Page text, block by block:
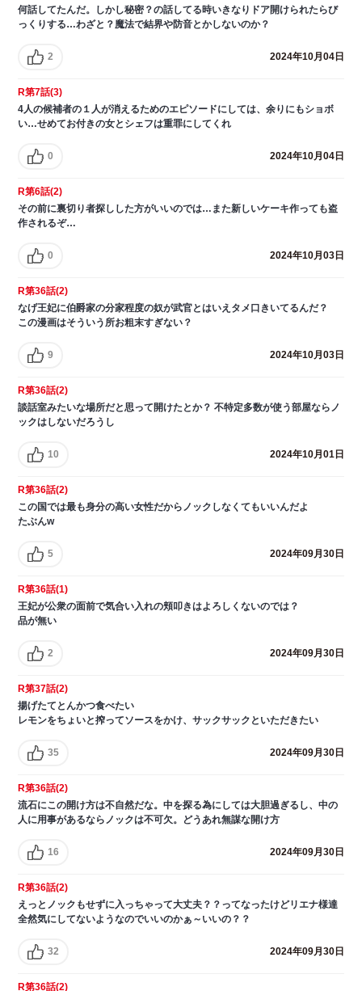
何話してたんだ。しかし秘密？の話してる時いきなりドア開けられたらび
っくりする…わざと？魔法で結界や防音とかしないのか？
2 2024年10月04日
R第7話(3)
4人の候補者の１人が消えるためのエピソードにしては、余りにもショボ
い…せめてお付きの女とシェフは重罪にしてくれ
0 2024年10月04日
R第6話(2)
その前に裏切り者探しした方がいいのでは…また新しいケーキ作っても盗
作されるぞ…
0 2024年10月03日
R第36話(2)
なげ王妃に伯爵家の分家程度の奴が武官とはいえタメ口きいてるんだ？
この漫画はそういう所お粗末すぎない？
9 2024年10月03日
R第36話(2)
談話室みたいな場所だと思って開けたとか？ 不特定多数が使う部屋ならノ
ックはしないだろうし
10 2024年10月01日
R第36話(2)
この国では最も身分の高い女性だからノックしなくてもいいんだよ
たぶんw
5 2024年09月30日
R第36話(1)
王妃が公衆の面前で気合い入れの頬叩きはよろしくないのでは？
品が無い
2 2024年09月30日
R第37話(2)
揚げたてとんかつ食べたい
レモンをちょいと搾ってソースをかけ、サックサックといただきたい
35 2024年09月30日
R第36話(2)
流石にこの開け方は不自然だな。中を探る為にしては大胆過ぎるし、中の
人に用事があるならノックは不可欠。どうあれ無謀な開け方
16 2024年09月30日
R第36話(2)
えっとノックもせずに入っちゃって大丈夫？？ってなったけどリエナ様達
全然気にしてないようなのでいいのかぁ～いいの？？
32 2024年09月30日
R第36話(2)